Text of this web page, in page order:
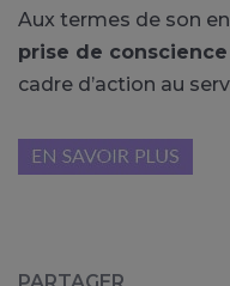
Aux termes de son
prise de
cadre d’action au
PARTAGER